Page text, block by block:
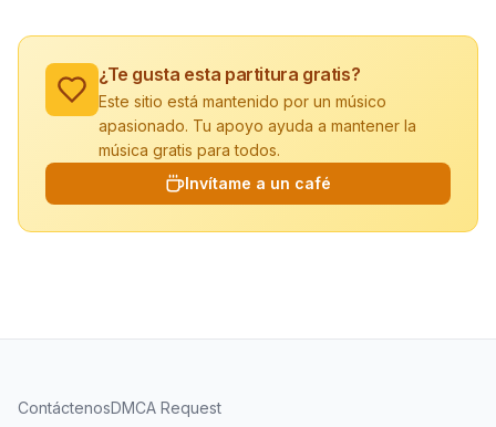
¿Te gusta esta partitura gratis?
Este sitio está mantenido por un músico
apasionado. Tu apoyo ayuda a mantener la
música gratis para todos.
Invítame a un café
ContáctenosDMCA Request